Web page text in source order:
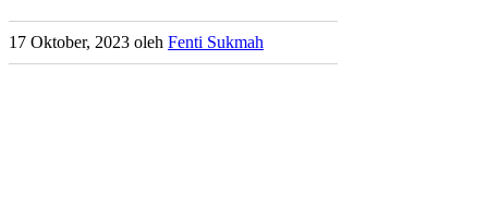
17 Oktober, 2023 oleh Fenti Sukmah